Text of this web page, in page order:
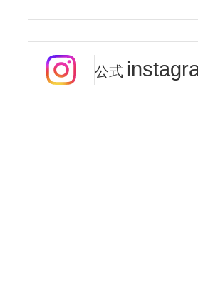
公式